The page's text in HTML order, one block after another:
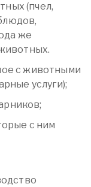
(пчел,
же
с животными
услуги);
с ним